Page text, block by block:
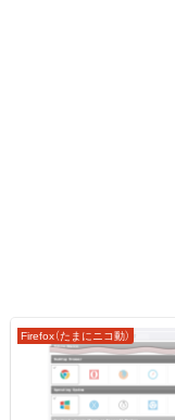
Firefox（たまにニコ動）